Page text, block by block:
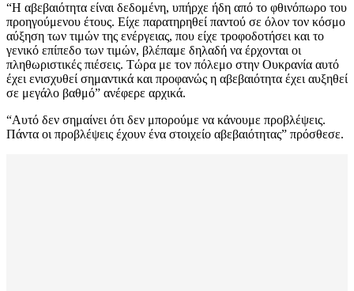
“Η αβεβαιότητα είναι δεδομένη, υπήρχε ήδη από το φθινόπωρο του
προηγούμενου έτους. Είχε παρατηρηθεί παντού σε όλον τον κόσμο
αύξηση των τιμών της ενέργειας, που είχε τροφοδοτήσει και το
γενικό επίπεδο των τιμών, βλέπαμε δηλαδή να έρχονται οι
πληθωριστικές πιέσεις. Τώρα με τον πόλεμο στην Ουκρανία αυτό
έχει ενισχυθεί σημαντικά και προφανώς η αβεβαιότητα έχει αυξηθεί
σε μεγάλο βαθμό” ανέφερε αρχικά.
“Αυτό δεν σημαίνει ότι δεν μπορούμε να κάνουμε προβλέψεις.
Πάντα οι προβλέψεις έχουν ένα στοιχείο αβεβαιότητας” πρόσθεσε.